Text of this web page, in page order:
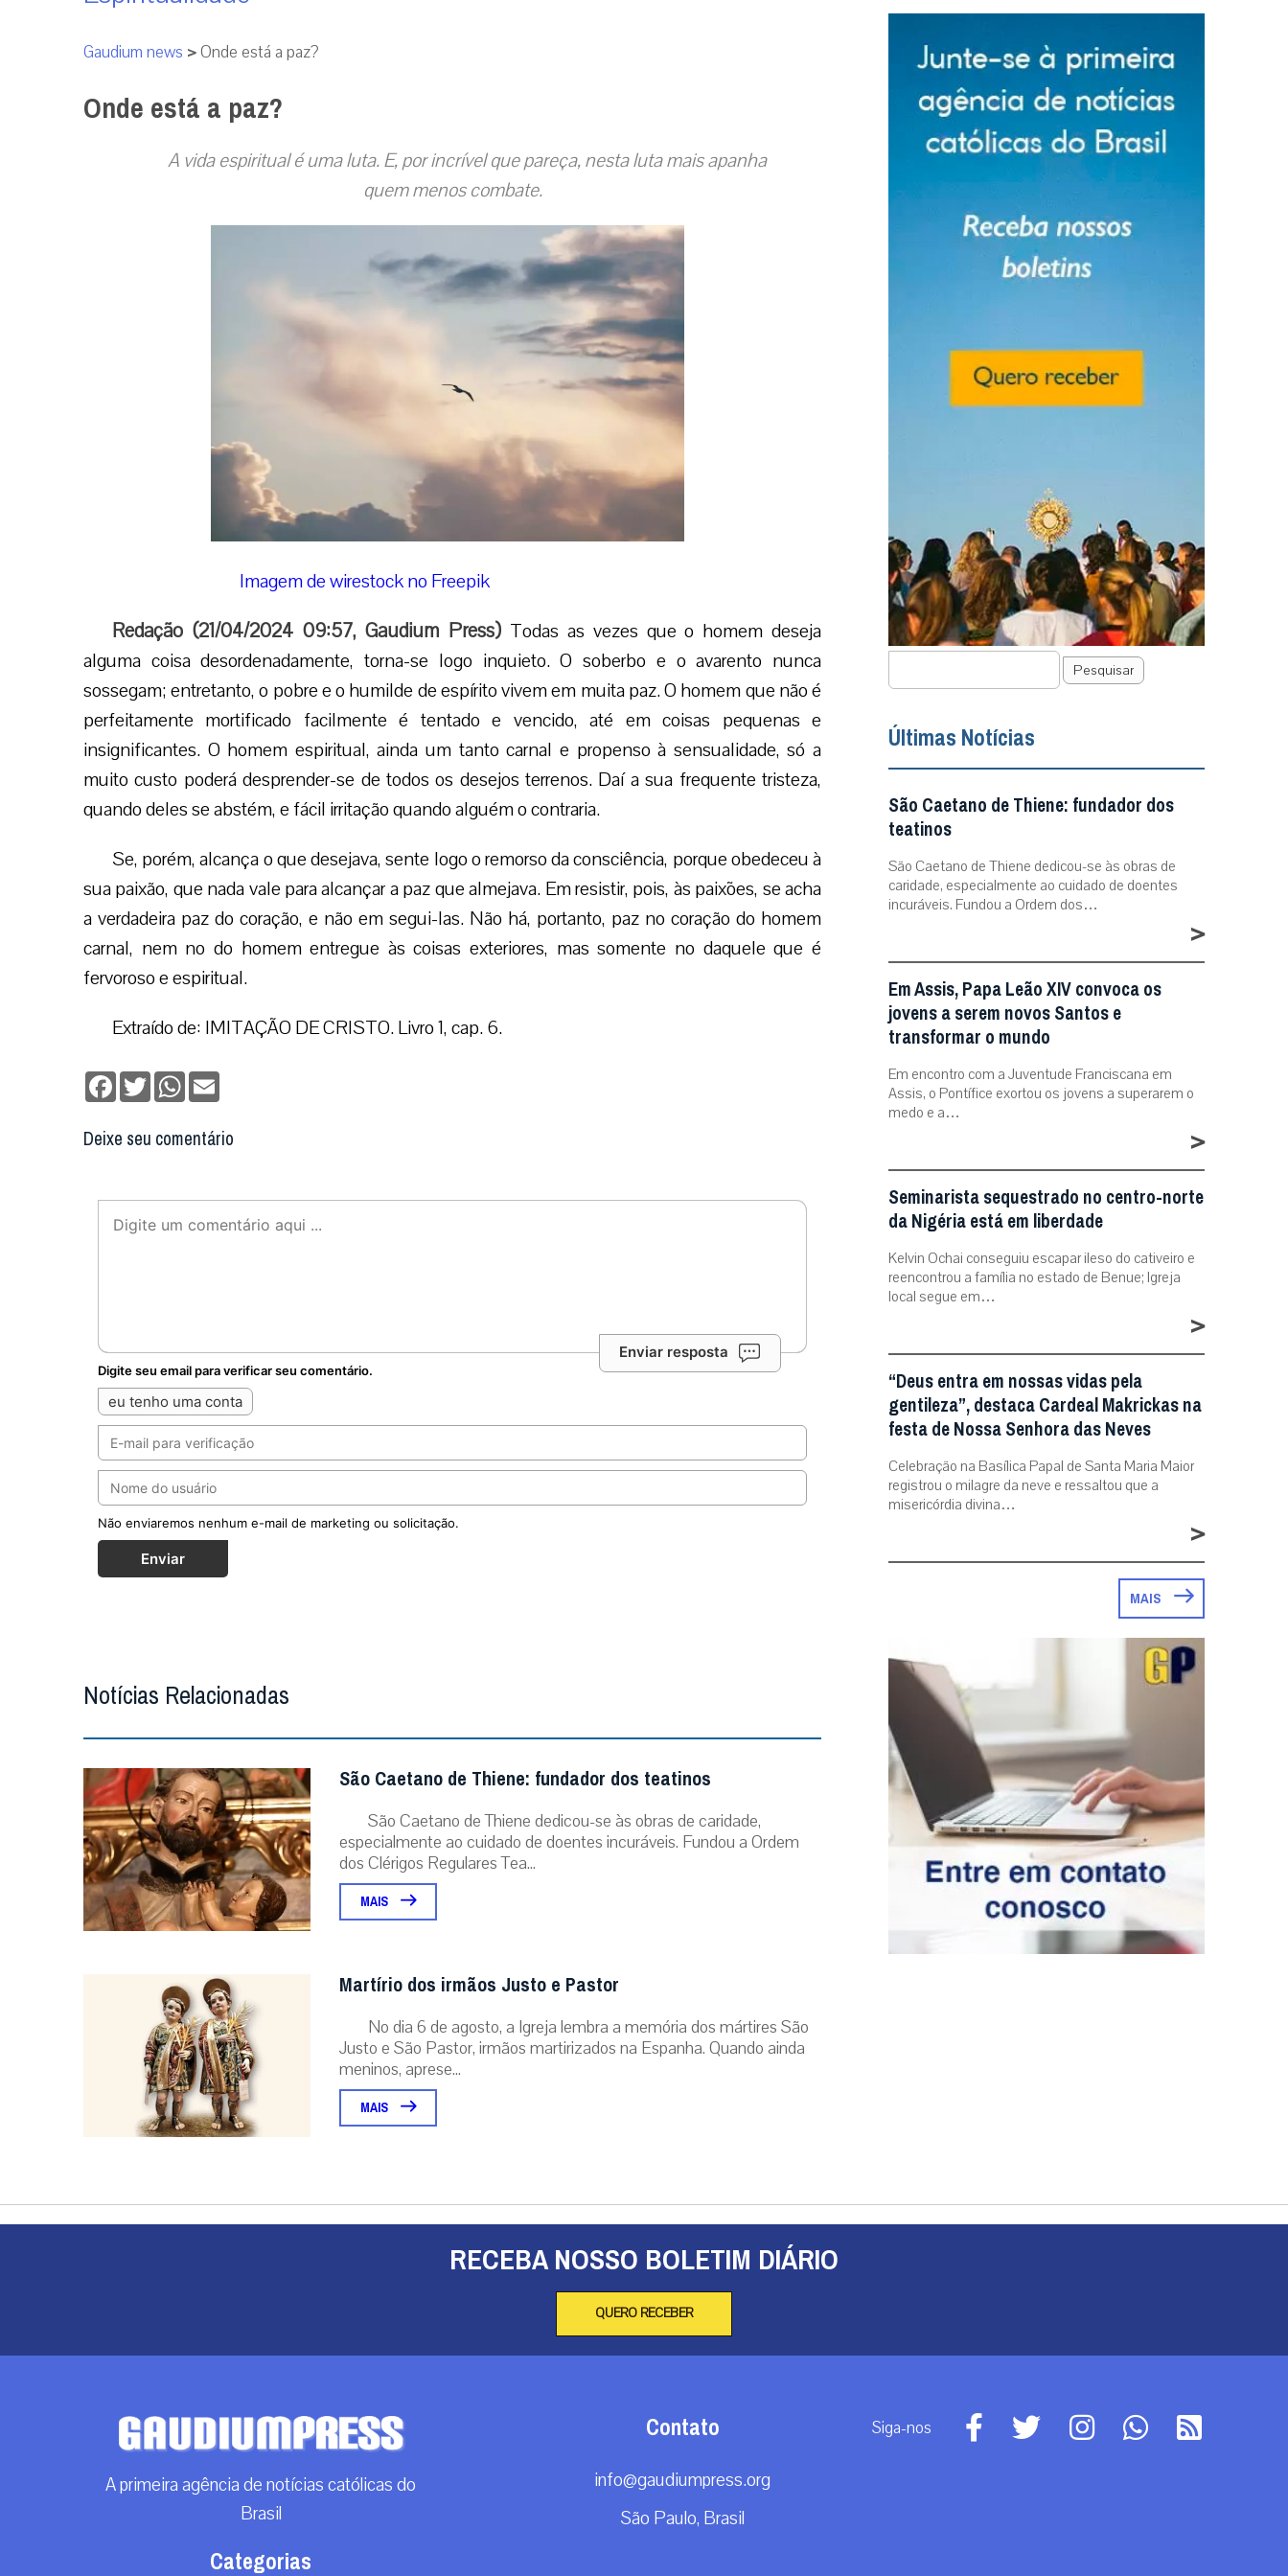
Gaudium news >Onde está a paz?
Onde está a paz?
A vida espiritual é uma luta. E, por incrível que pareça, nesta luta mais apanha
quem menos combate.
Imagem de wirestock no Freepik
Redação (21/04/2024 09:57,Gaudium Press) Todas as vezes que o homem deseja
alguma coisa desordenadamente, torna-se logo inquieto. O soberbo e o avarento nunca
sossegam; entretanto, o pobre e o humilde de espírito vivem em muita paz. O homem que não é
perfeitamente mortificado facilmente é tentado e vencido, até em coisas pequenas e
insignificantes. O homem espiritual, ainda um tanto carnal e propenso à sensualidade, só a
muito custo poderá desprender-se de todos os desejos terrenos. Daí a sua frequente tristeza,
quando deles se abstém, e fácil irritação quando alguém o contraria.
Se, porém, alcança o que desejava, sente logo o remorso da consciência, porque obedeceu à
sua paixão, que nada vale para alcançar a paz que almejava. Em resistir, pois, às paixões, se acha
a verdadeira paz do coração, e não em segui-las. Não há, portanto, paz no coração do homem
carnal, nem no do homem entregue às coisas exteriores, mas somente no daquele que é
fervoroso e espiritual.
Extraído de: IMITAÇÃO DE CRISTO. Livro 1, cap. 6.
Facebook
TwitterWhatsApp
Deixe seu comentário
Enviar resposta
Digite seu email para verificar seu comentário.
eu tenho uma conta
Não enviaremos nenhum e-mail de marketing ou solicitação.
Enviar
Notícias Relacionadas
São Caetano de Thiene: fundador dos teatinos
São Caetano de Thiene dedicou-se às obras de caridade,
especialmente ao cuidado de doentes incuráveis. Fundou a Ordem
dos Clérigos Regulares Tea...
MAIS
Martírio dos irmãos Justo e Pastor
No dia 6 de agosto, a Igreja lembra a memória dos mártires São
Justo e São Pastor, irmãos martirizados na Espanha. Quando ainda
meninos, aprese...
MAIS
Pesquisar
Últimas Notícias
São Caetano de Thiene: fundador dos
teatinos
São Caetano de Thiene dedicou-se às obras de
caridade, especialmente ao cuidado de doentes
incuráveis. Fundou a Ordem dos…
>
Em Assis, Papa Leão XIV convoca os
jovens a serem novos Santos e
transformar o mundo
Em encontro com a Juventude Franciscana em
Assis, o Pontífice exortou os jovens a superarem o
medo e a…
>
Seminarista sequestrado no centro-norte
da Nigéria está em liberdade
Kelvin Ochai conseguiu escapar ileso do cativeiro e
reencontrou a família no estado de Benue; Igreja
local segue em…
>
“Deus entra em nossas vidas pela
gentileza”, destaca Cardeal Makrickas na
festa de Nossa Senhora das Neves
Celebração na Basílica Papal de Santa Maria Maior
registrou o milagre da neve e ressaltou que a
misericórdia divina…
>
MAIS
RECEBA NOSSO BOLETIM DIÁRIO
QUERO RECEBER
A primeira agência de notícias católicas do
Brasil
Categorias
Contato
info@gaudiumpress.org
São Paulo, Brasil
Siga-nos